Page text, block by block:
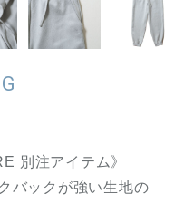
別注アイテム》
バックが強い生地の